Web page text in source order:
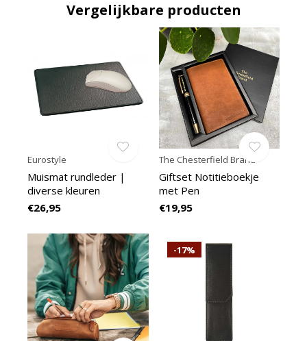
Vergelijkbare producten
Eurostyle
Muismat rundleder |
diverse kleuren
€26,95
The Chesterfield Brand
Giftset Notitieboekje
met Pen
€19,95
-17%